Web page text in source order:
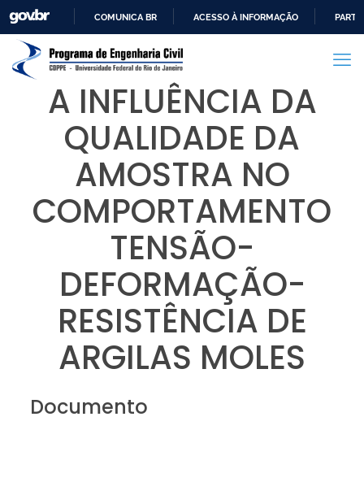
PARA
CONTEÚDO
COMUNICA BR ACESSO À INFORMAÇÃO
A INFLUÊNCIA DA
QUALIDADE DA
AMOSTRA NO
COMPORTAMENTO
TENSÃO-
DEFORMAÇÃO-
RESISTÊNCIA DE
ARGILAS MOLES
Documento